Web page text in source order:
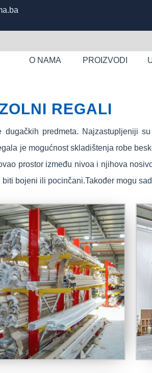
O NAMA PROIZVODI
REGALI
predmeta. Najzastupljeniji
je mogućnost skladištenja robe
prostor između nivoa i njihova
bojeni ili pocinčani.Također mogu